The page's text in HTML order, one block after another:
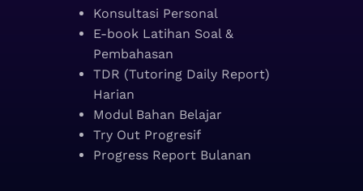
Konsultasi Personal
E-book Latihan Soal &
Pembahasan
TDR (Tutoring Daily Report)
Harian
Modul Bahan Belajar
Try Out Progresif
Progress Report Bulanan